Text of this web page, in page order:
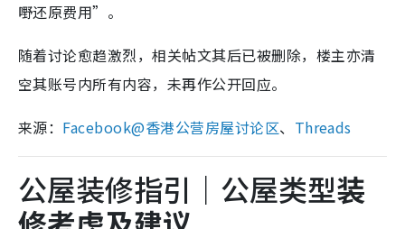
嘢还原费用”。
随着讨论愈趋激烈，相关帖文其后已被删除，楼主亦清
空其账号内所有内容，未再作公开回应。
来源： Facebook@香港公营房屋讨论区、 Threads
公屋装修指引｜公屋类型装